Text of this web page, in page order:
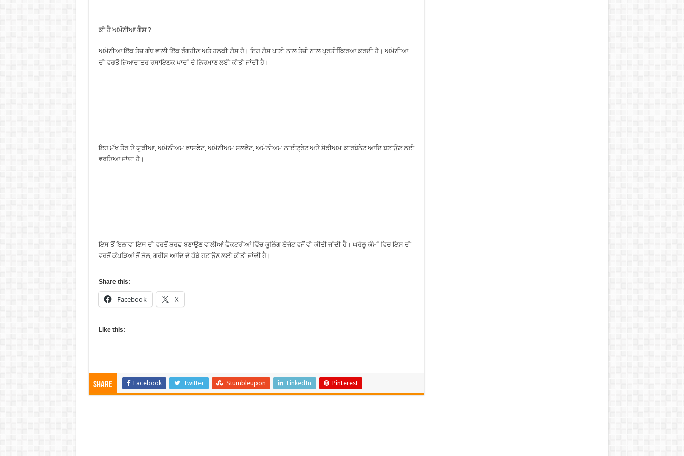
ਕੀ ਹੈ ਅਮੋਨੀਆ ਗੈਸ ?
ਅਮੋਨੀਆ ਇੱਕ ਤੇਜ਼ ਗੰਧ ਵਾਲੀ ਇੱਕ ਰੰਗਹੀਣ ਅਤੇ ਹਲਕੀ ਗੈਸ ਹੈ। ਇਹ ਗੈਸ ਪਾਣੀ ਨਾਲ ਤੇਜ਼ੀ ਨਾਲ ਪ੍ਰਤੀਕਿਿਰਆ ਕਰਦੀ ਹੈ। ਅਮੋਨੀਆ
ਦੀ ਵਰਤੋਂ ਜ਼ਿਆਦਾਤਰ ਰਸਾਇਣਕ ਖਾਦਾਂ ਦੇ ਨਿਰਮਾਣ ਲਈ ਕੀਤੀ ਜਾਂਦੀ ਹੈ।
ਇਹ ਮੁੱਖ ਤੌਰ ‘ਤੇ ਯੂਰੀਆ, ਅਮੋਨੀਅਮ ਫਾਸਫੇਟ, ਅਮੋਨੀਅਮ ਸਲਫੇਟ, ਅਮੋਨੀਅਮ ਨਾਈਟ੍ਰੇਟ ਅਤੇ ਸੋਡੀਅਮ ਕਾਰਬੋਨੇਟ ਆਦਿ ਬਣਾਉਣ ਲਈ
ਵਰਤਿਆ ਜਾਂਦਾ ਹੈ।
ਇਸ ਤੋਂ ਇਲਾਵਾ ਇਸ ਦੀ ਵਰਤੋਂ ਬਰਫ਼ ਬਣਾਉਣ ਵਾਲੀਆਂ ਫੈਕਟਰੀਆਂ ਵਿੱਚ ਕੂਲਿੰਗ ਏਜੰਟ ਵਜੋਂ ਵੀ ਕੀਤੀ ਜਾਂਦੀ ਹੈ। ਘਰੇਲੂ ਕੰਮਾਂ ਵਿਚ ਇਸ ਦੀ
ਵਰਤੋਂ ਕੱਪੜਿਆਂ ਤੋਂ ਤੇਲ, ਗਰੀਸ ਆਦਿ ਦੇ ਧੱਬੇ ਹਟਾਉਣ ਲਈ ਕੀਤੀ ਜਾਂਦੀ ਹੈ।
Share this:
Facebook X
Like this:
Share Facebook Twitter Stumbleupon LinkedIn Pinterest